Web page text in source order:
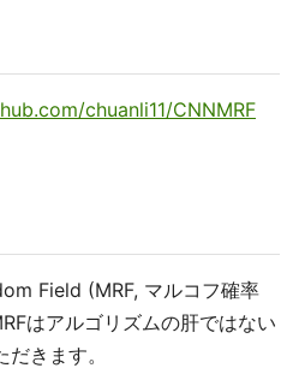
chuanli11/CNNMRF
Field (MRF, マルコフ確率
はアルゴリズムの肝ではない
きます。